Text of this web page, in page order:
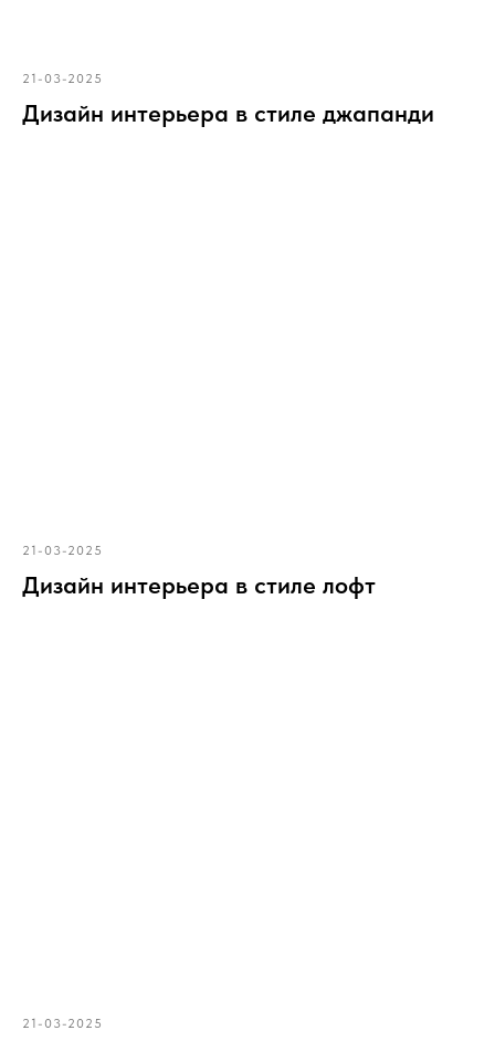
21-03-2025
Дизайн интерьера в стиле джапанди
21-03-2025
Дизайн интерьера в стиле лофт
21-03-2025